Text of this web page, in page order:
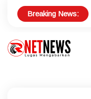
Breaking News:
Bonus Atlet Tenis